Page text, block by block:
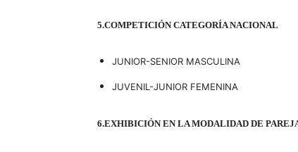
5.COMPETICIÓN CATEGORÍA NACIONAL
JUNIOR-SENIOR MASCULINA
JUVENIL-JUNIOR FEMENINA
6.EXHIBICIÓN EN LA MODALIDAD DE